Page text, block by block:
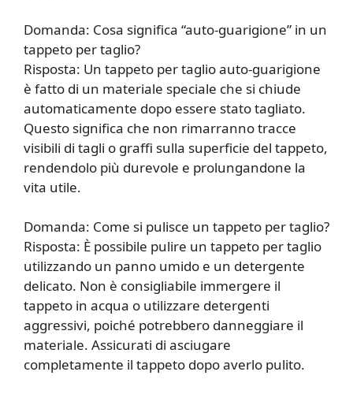
Domanda: Cosa significa “auto-guarigione” in un
tappeto per taglio?
Risposta: Un tappeto per taglio auto-guarigione
è fatto di un materiale speciale che si chiude
automaticamente dopo essere stato tagliato.
Questo significa che non rimarranno tracce
visibili di tagli o graffi sulla superficie del tappeto,
rendendolo più durevole e prolungandone la
vita utile.
Domanda: Come si pulisce un tappeto per taglio?
Risposta: È possibile pulire un tappeto per taglio
utilizzando un panno umido e un detergente
delicato. Non è consigliabile immergere il
tappeto in acqua o utilizzare detergenti
aggressivi, poiché potrebbero danneggiare il
materiale. Assicurati di asciugare
completamente il tappeto dopo averlo pulito.